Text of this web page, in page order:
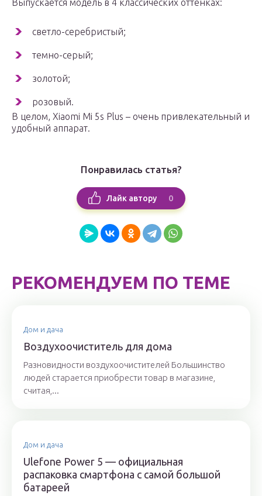
Выпускается модель в 4 классических оттенках:
светло-серебристый;
темно-серый;
золотой;
розовый.
В целом, Xiaomi Mi 5s Plus – очень привлекательный и
удобный аппарат.
Понравилась статья?
Лайк автору 0
РЕКОМЕНДУЕМ ПО ТЕМЕ
Дом и дача
Воздухоочиститель для дома
Разновидности воздухоочистителей Большинство
людей старается приобрести товар в магазине,
считая,...
Дом и дача
Ulefone Power 5 — официальная
распаковка смартфона с самой большой
батареей